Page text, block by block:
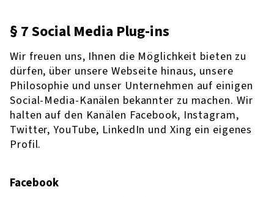
§ 7 Social Media Plug-ins
Wir freuen uns, Ihnen die Möglichkeit bieten zu
dürfen, über unsere Webseite hinaus, unsere
Philosophie und unser Unternehmen auf einigen
Social-Media-Kanälen bekannter zu machen. Wir
halten auf den Kanälen Facebook, Instagram,
Twitter, YouTube, LinkedIn und Xing ein eigenes
Profil.
Facebook